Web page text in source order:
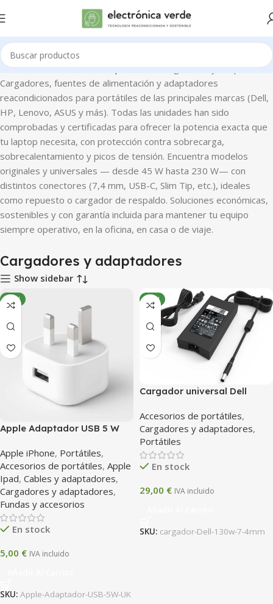
Portátiles Accesorios de portátiles Cargadores y adaptadores
Cargadores, fuentes de alimentación y adaptadores
reacondicionados para portátiles de las principales marcas (Dell,
HP, Lenovo, ASUS y más). Todas las unidades han sido
comprobadas y certificadas para ofrecer la potencia exacta que
tu laptop necesita, con protección contra sobrecarga,
sobrecalentamiento y picos de tensión. Encuentra modelos
originales y universales — desde 45 W hasta 230 W— con
distintos conectores (7,4 mm, USB-C, Slim Tip, etc.), ideales
como repuesto o cargador de respaldo. Soluciones económicas,
sostenibles y con garantía incluida para mantener tu equipo
siempre operativo, en la oficina, en casa o de viaje.
Cargadores y adaptadores
Show sidebar
NEW
Apple Adaptador USB 5 W
para iPhone / iPad
Apple iPhone, Portátiles,
Accesorios de portátiles, Apple
Ipad, Cables y adaptadores,
Cargadores y adaptadores,
Fundas y accesorios
En stock
5,00 € IVA incluido
SKU: Apple-Adaptador-USB-5W-UK
NEW
Cargador universal Dell
mm)
Accesorios de portátiles,
Cargadores y adaptadores,
Portátiles
En stock
29,00 € IVA incluido
SKU: cargador-Dell-130w-7-4mm